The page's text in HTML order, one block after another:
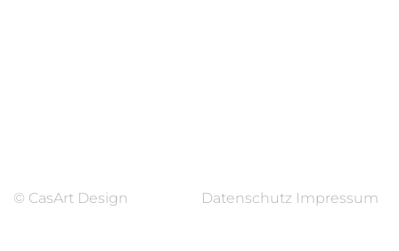
© CasArt Design Datenschutz Impressum